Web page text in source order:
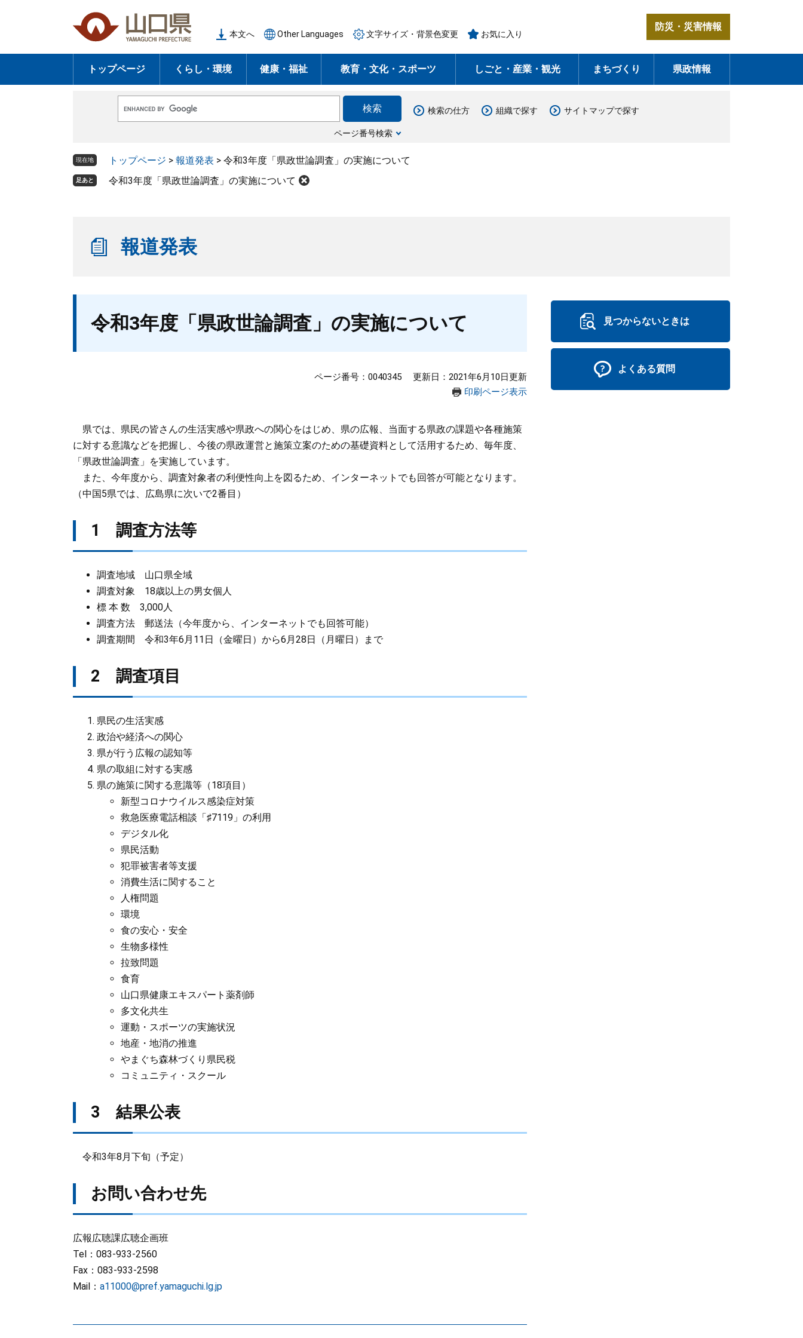
の
頭
ー
飛
本文へ Other Languages 文字サイズ・背景色変更 お気に入り
防災・災害情報
トップページ くらし・環境 健康・福祉 教育・文化・スポーツ しごと・産業・観光 まちづくり 県政情報
o
e
ス
ページ番号検索
検索の仕方 組織で探す サイトマップで探す
現在地 トップページ > 報道発表 > 令和3年度「県政世論調査」の実施について
足あと 令和3年度「県政世論調査」の実施について
報道発表
令和3年度「県政世論調査」の実施について
ページ番号：0040345
更新日：2021年6月10日更新
印刷ページ表示
県では、県民の皆さんの生活実感や県政への関心をはじめ、県の広報、当面する県政の課題や各種施策
に対する意識などを把握し、今後の県政運営と施策立案のための基礎資料として活用するため、毎年度、
「県政世論調査」を実施しています。
また、今年度から、調査対象者の利便性向上を図るため、インターネットでも回答が可能となります。
（中国5県では、広島県に次いで2番目）
1 調査方法等
調査地域 山口県全域
調査対象 18歳以上の男女個人
標 本 数 3,000人
調査方法 郵送法（今年度から、インターネットでも回答可能）
調査期間 令和3年6月11日（金曜日）から6月28日（月曜日）まで
2 調査項目
県民の生活実感
政治や経済への関心
県が行う広報の認知等
県の取組に対する実感
県の施策に関する意識等（18項目）
新型コロナウイルス感染症対策
救急医療電話相談「♯7119」の利用
デジタル化
県民活動
犯罪被害者等支援
消費生活に関すること
人権問題
環境
食の安心・安全
生物多様性
拉致問題
食育
山口県健康エキスパート薬剤師
多文化共生
運動・スポーツの実施状況
地産・地消の推進
やまぐち森林づくり県民税
コミュニティ・スクール
3 結果公表
令和3年8月下旬（予定）
お問い合わせ先
広報広聴課広聴企画班
Tel：083-933-2560
Fax：083-933-2598
Mail： a11000@pref.yamaguchi.lg.jp
見つからないときは
よくある質問